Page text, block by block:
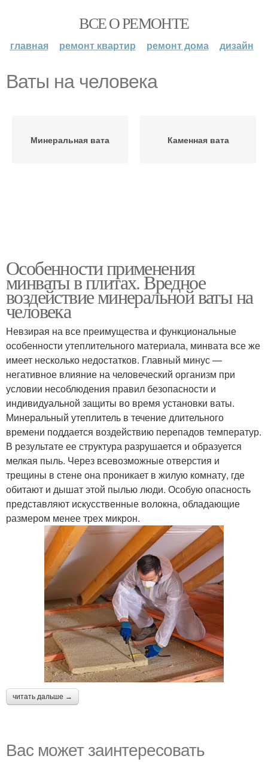
ВСЕ О РЕМОНТЕ
главная ремонт квартир ремонт дома дизайн
Ваты на человека
Минеральная вата Каменная вата
Особенности применения
минваты в плитах. Вредное
воздействие минеральной ваты на
человека
Невзирая на все преимущества и функциональные
особенности утеплительного материала, минвата все же
имеет несколько недостатков. Главный минус —
негативное влияние на человеческий организм при
условии несоблюдения правил безопасности и
индивидуальной защиты во время установки ваты.
Минеральный утеплитель в течение длительного
времени поддается воздействию перепадов температур.
В результате ее структура разрушается и образуется
мелкая пыль. Через всевозможные отверстия и
трещины в стене она проникает в жилую комнату, где
обитают и дышат этой пылью люди. Особую опасность
представляют искусственные волокна, обладающие
размером менее трех микрон.
читать дальше →
Вас может заинтересовать